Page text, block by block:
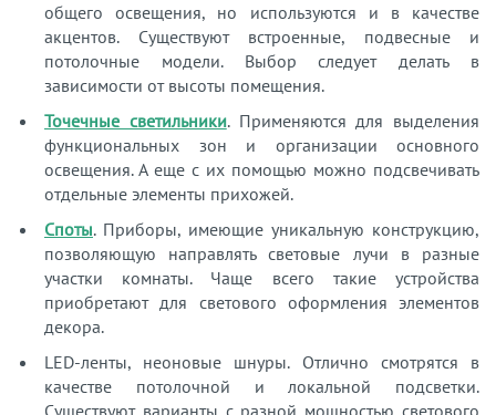
общего освещения, но используются и в качестве
акцентов. Существуют встроенные, подвесные и
потолочные модели. Выбор следует делать в
зависимости от высоты помещения.
Точечные светильники. Применяются для выделения
функциональных зон и организации основного
освещения. А еще с их помощью можно подсвечивать
отдельные элементы прихожей.
Споты. Приборы, имеющие уникальную конструкцию,
позволяющую направлять световые лучи в разные
участки комнаты. Чаще всего такие устройства
приобретают для светового оформления элементов
декора.
LED-ленты, неоновые шнуры. Отлично смотрятся в
качестве потолочной и локальной подсветки.
Существуют варианты с разной мощностью светового